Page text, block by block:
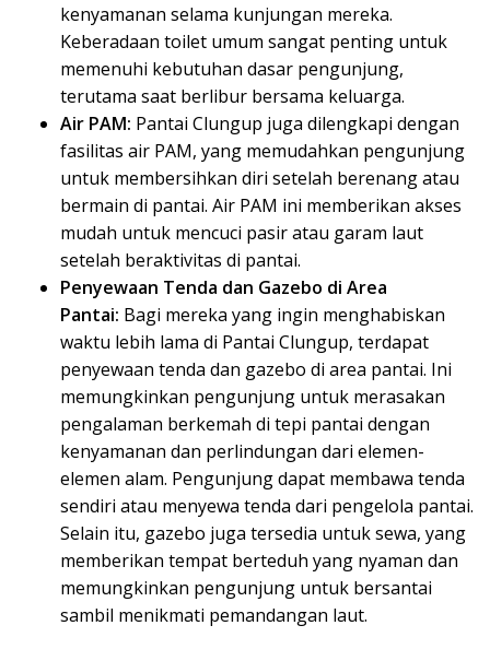
kenyamanan selama kunjungan mereka.
Keberadaan toilet umum sangat penting untuk
memenuhi kebutuhan dasar pengunjung,
terutama saat berlibur bersama keluarga.
Air PAM: Pantai Clungup juga dilengkapi dengan
fasilitas air PAM, yang memudahkan pengunjung
untuk membersihkan diri setelah berenang atau
bermain di pantai. Air PAM ini memberikan akses
mudah untuk mencuci pasir atau garam laut
setelah beraktivitas di pantai.
Penyewaan Tenda dan Gazebo di Area
Pantai: Bagi mereka yang ingin menghabiskan
waktu lebih lama di Pantai Clungup, terdapat
penyewaan tenda dan gazebo di area pantai. Ini
memungkinkan pengunjung untuk merasakan
pengalaman berkemah di tepi pantai dengan
kenyamanan dan perlindungan dari elemen-
elemen alam. Pengunjung dapat membawa tenda
sendiri atau menyewa tenda dari pengelola pantai.
Selain itu, gazebo juga tersedia untuk sewa, yang
memberikan tempat berteduh yang nyaman dan
memungkinkan pengunjung untuk bersantai
sambil menikmati pemandangan laut.